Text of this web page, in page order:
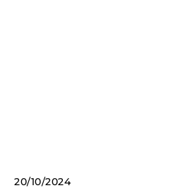
20/10/2024